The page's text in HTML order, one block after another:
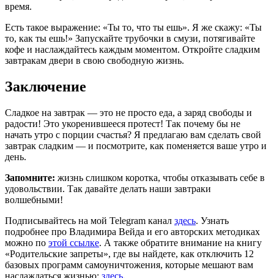
время.
Есть такое выражение: «Ты то, что ты ешь». Я же скажу: «Ты
то, как ты ешь!» Запускайте трубочки в смузи, потягивайте
кофе и наслаждайтесь каждым моментом. Откройте сладким
завтракам двери в свою свободную жизнь.
Заключение
Сладкое на завтрак — это не просто еда, а заряд свободы и
радости! Это укоренившееся протест! Так почему бы не
начать утро с порции счастья? Я предлагаю вам сделать свой
завтрак сладким — и посмотрите, как поменяется ваше утро и
день.
Запомните: жизнь слишком коротка, чтобы отказывать себе в
удовольствии. Так давайте делать наши завтраки
волшебными!
Подписывайтесь на мой Telegram канал здесь. Узнать
подробнее про Владимира Вейда и его авторских методиках
можно по этой ссылке. А также обратите внимание на книгу
«Родительские запреты», где вы найдете, как отключить 12
базовых программ самоуничтожения, которые мешают вам
наслаждаться жизнью: здесь.